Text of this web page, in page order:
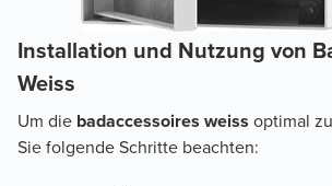
Installation und Nutzung von
Weiss
Um die badaccessoires weiss optimal
Sie folgende Schritte beachten: